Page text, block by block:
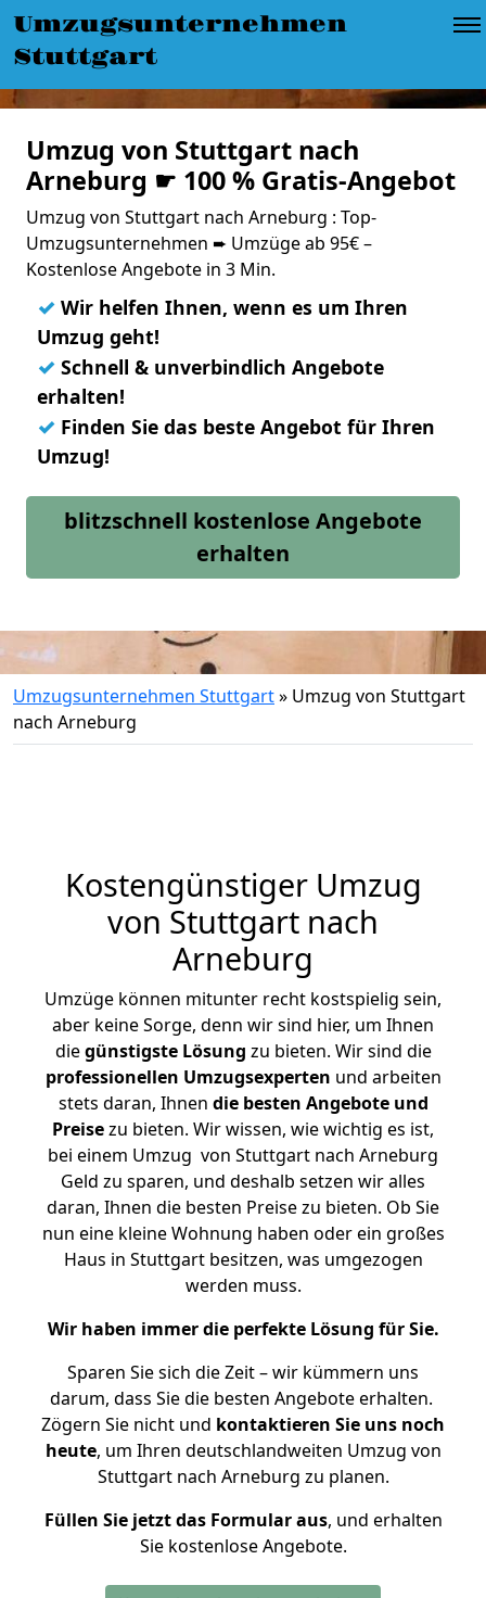
Umzugsunternehmen
Stuttgart
Umzug von Stuttgart nach
Arneburg ☛ 100 % Gratis-Angebot
Umzug von Stuttgart nach Arneburg : Top-
Umzugsunternehmen ➨ Umzüge ab 95€ –
Kostenlose Angebote in 3 Min.
✓ Wir helfen Ihnen, wenn es um Ihren
Umzug geht!
✓ Schnell & unverbindlich Angebote
erhalten!
✓ Finden Sie das beste Angebot für Ihren
Umzug!
blitzschnell kostenlose Angebote
erhalten
Umzugsunternehmen Stuttgart» Umzug von Stuttgart
nach Arneburg
Kostengünstiger Umzug
von Stuttgart nach
Arneburg
Umzüge können mitunter recht kostspielig sein,
aber keine Sorge, denn wir sind hier, um Ihnen
diegünstigste Lösung zu bieten. Wir sind die
professionellen Umzugsexperten und arbeiten
stets daran, Ihnen die besten Angebote und
Preisezu bieten. Wir wissen, wie wichtig es ist,
bei einem Umzug von Stuttgart nach Arneburg
Geld zu sparen, und deshalb setzen wir alles
daran, Ihnen die besten Preise zu bieten. Ob Sie
nun eine kleine Wohnung haben oder ein großes
Haus in Stuttgart besitzen, was umgezogen
werden muss.
Wir haben immer die perfekte Lösung für Sie.
Sparen Sie sich die Zeit – wir kümmern uns
darum, dass Sie die besten Angebote erhalten.
Zögern Sie nicht und kontaktieren Sie uns noch
heute, um Ihren deutschlandweiten Umzug von
Stuttgart nach Arneburg zu planen.
Füllen Sie jetzt das Formular aus, und erhalten
Sie kostenlose Angebote.